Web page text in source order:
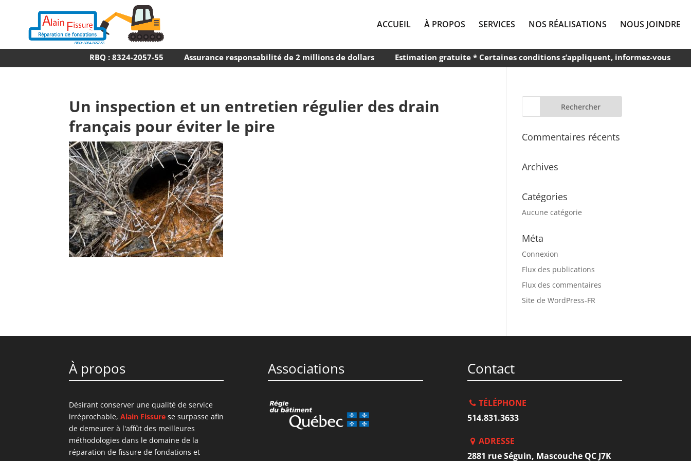
ACCUEIL À PROPOS SERVICES NOS RÉALISATIONS NOUS JOINDRE
RBQ : 8324-2057-55 Assurance responsabilité de 2 millions de dollars Estimation gratuite * Certaines conditions s’appliquent, informez-vous
Un inspection et un entretien régulier des drain
français pour éviter le pire
Commentaires récents
Archives
Catégories
Aucune catégorie
Méta
Connexion
Flux des publications
Flux des commentaires
Site de WordPress-FR
À propos
Désirant conserver une qualité de service
irréprochable,Alain Fissure se surpasse afin
de demeurer à l'affût des meilleures
méthodologies dans le domaine de la
réparation de fissure de fondations et
Associations Contact
TÉLÉPHONE
514.831.3633
ADRESSE
2881 rue Séguin, Mascouche QC J7K